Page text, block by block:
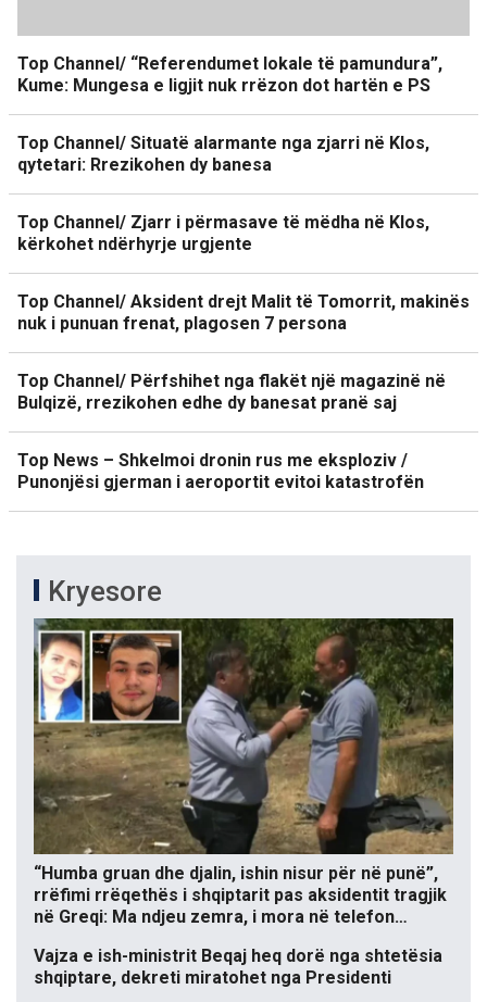
Top Channel/ “Referendumet lokale të pamundura”,
Kume: Mungesa e ligjit nuk rrëzon dot hartën e PS
Top Channel/ Situatë alarmante nga zjarri në Klos,
qytetari: Rrezikohen dy banesa
Top Channel/ Zjarr i përmasave të mëdha në Klos,
kërkohet ndërhyrje urgjente
Top Channel/ Aksident drejt Malit të Tomorrit, makinës
nuk i punuan frenat, plagosen 7 persona
Top Channel/ Përfshihet nga flakët një magazinë në
Bulqizë, rrezikohen edhe dy banesat pranë saj
Top News – Shkelmoi dronin rus me eksploziv /
Punonjësi gjerman i aeroportit evitoi katastrofën
Kryesore
“Humba gruan dhe djalin, ishin nisur për në punë”,
rrëfimi rrëqethës i shqiptarit pas aksidentit tragjik
në Greqi: Ma ndjeu zemra, i mora në telefon…
Vajza e ish-ministrit Beqaj heq dorë nga shtetësia
shqiptare, dekreti miratohet nga Presidenti